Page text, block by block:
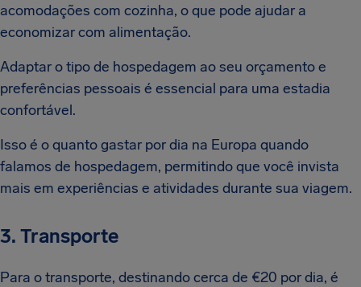
acomodações com cozinha, o que pode ajudar a
economizar com alimentação.
Adaptar o tipo de hospedagem ao seu orçamento e
preferências pessoais é essencial para uma estadia
confortável.
Isso é o quanto gastar por dia na Europa quando
falamos de hospedagem, permitindo que você invista
mais em experiências e atividades durante sua viagem.
3. Transporte
Para o transporte, destinando cerca de €20 por dia, é